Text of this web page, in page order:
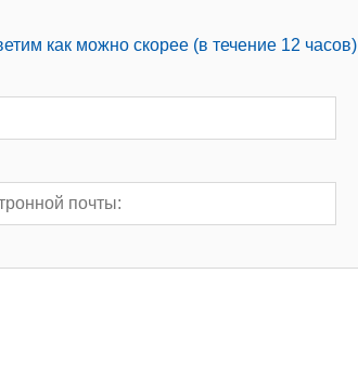
как можно скорее (в течение 12 часов)